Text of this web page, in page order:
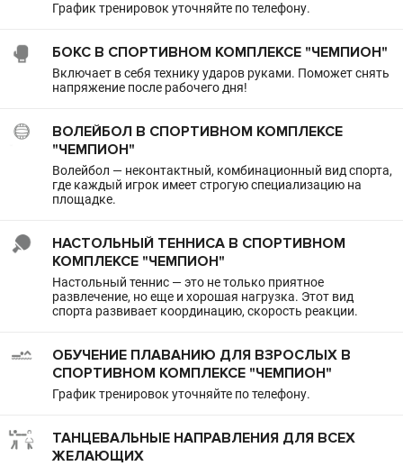
График тренировок уточняйте по телефону.
БОКС В СПОРТИВНОМ КОМПЛЕКСЕ "ЧЕМПИОН"
Включает в себя технику ударов руками. Поможет снять
напряжение после рабочего дня!
ВОЛЕЙБОЛ В СПОРТИВНОМ КОМПЛЕКСЕ
"ЧЕМПИОН"
Волейбол — неконтактный, комбинационный вид спорта,
где каждый игрок имеет строгую специализацию на
площадке.
НАСТОЛЬНЫЙ ТЕННИСА В СПОРТИВНОМ
КОМПЛЕКСЕ "ЧЕМПИОН"
Настольный теннис — это не только приятное
развлечение, но еще и хорошая нагрузка. Этот вид
спорта развивает координацию, скорость реакции.
ОБУЧЕНИЕ ПЛАВАНИЮ ДЛЯ ВЗРОСЛЫХ В
СПОРТИВНОМ КОМПЛЕКСЕ "ЧЕМПИОН"
График тренировок уточняйте по телефону.
ТАНЦЕВАЛЬНЫЕ НАПРАВЛЕНИЯ ДЛЯ ВСЕХ
ЖЕЛАЮЩИХ